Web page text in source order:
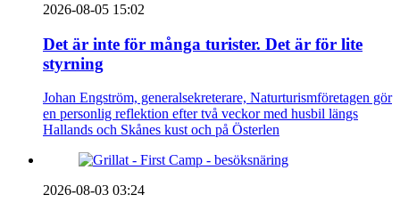
2026-08-05 15:02
Det är inte för många turister. Det är för lite
styrning
Johan Engström, generalsekreterare, Naturturismföretagen gör
en personlig reflektion efter två veckor med husbil längs
Hallands och Skånes kust och på Österlen
2026-08-03 03:24